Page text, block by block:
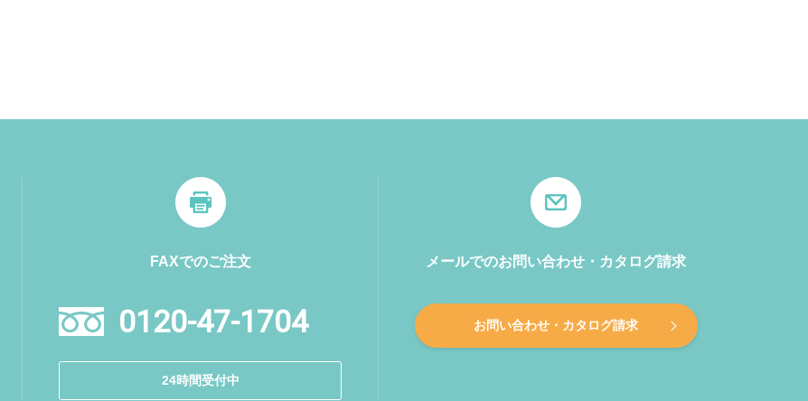
FAXでのご注文
0120-47-1704
24時間受付中
メールでのお問い合わせ・カタログ請求
お問い合わせ・カタログ請求